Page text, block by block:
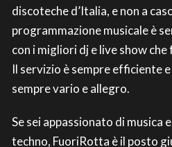
discoteche d’Italia, e non a
programmazione musicale è
con i migliori dj e live show
Il servizio è sempre efficiente
sempre vario e allegro.
Se sei appassionato di musica
techno, FuoriRotta è il posto